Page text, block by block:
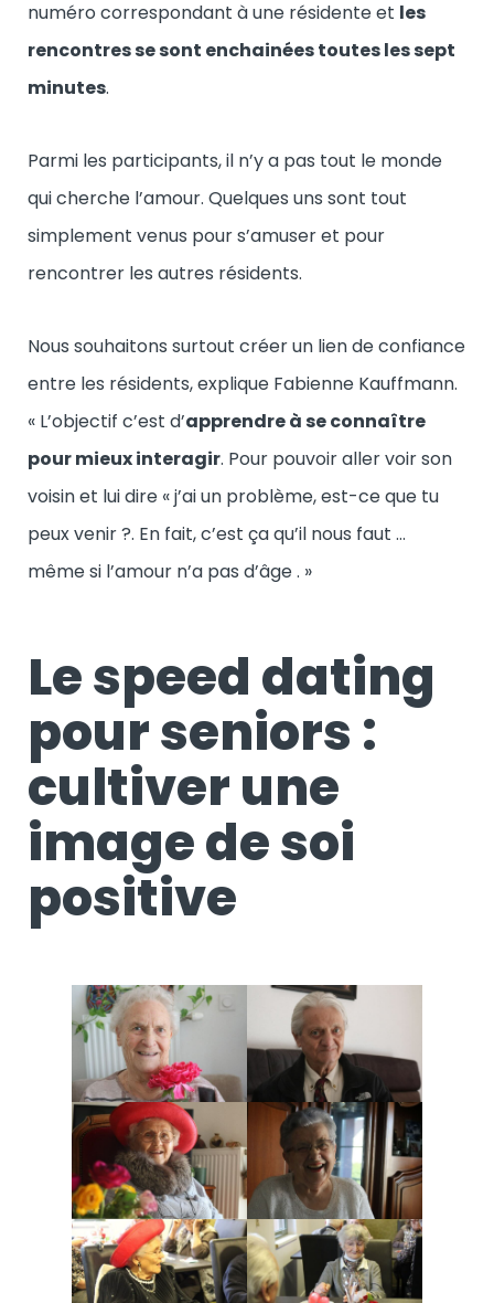
numéro correspondant à une résidente et les
rencontres se sont enchainées toutes les sept
minutes.
Parmi les participants, il n’y a pas tout le monde
qui cherche l’amour. Quelques uns sont tout
simplement venus pour s’amuser et pour
rencontrer les autres résidents.
Nous souhaitons surtout créer un lien de confiance
entre les résidents, explique Fabienne Kauffmann.
« L’objectif c’est d’apprendre à se connaître
pour mieux interagir. Pour pouvoir aller voir son
voisin et lui dire « j’ai un problème, est-ce que tu
peux venir ?. En fait, c’est ça qu’il nous faut …
même si l’amour n’a pas d’âge . »
Le speed dating
pour seniors :
cultiver une
image de soi
positive